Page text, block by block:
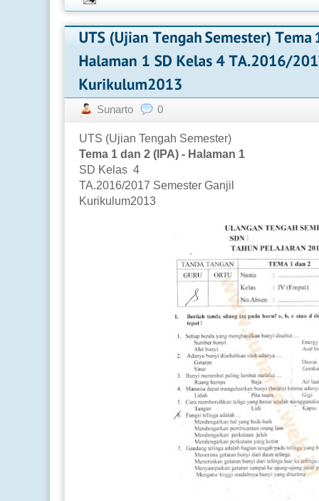
Sunarto 0
UTS (Ujian Tengah Semester)
Tema 1 dan 2 (IPA) - Halaman 1
SD Kelas 4
TA.2016/2017 Semester Ganjil
Kurikulum2013